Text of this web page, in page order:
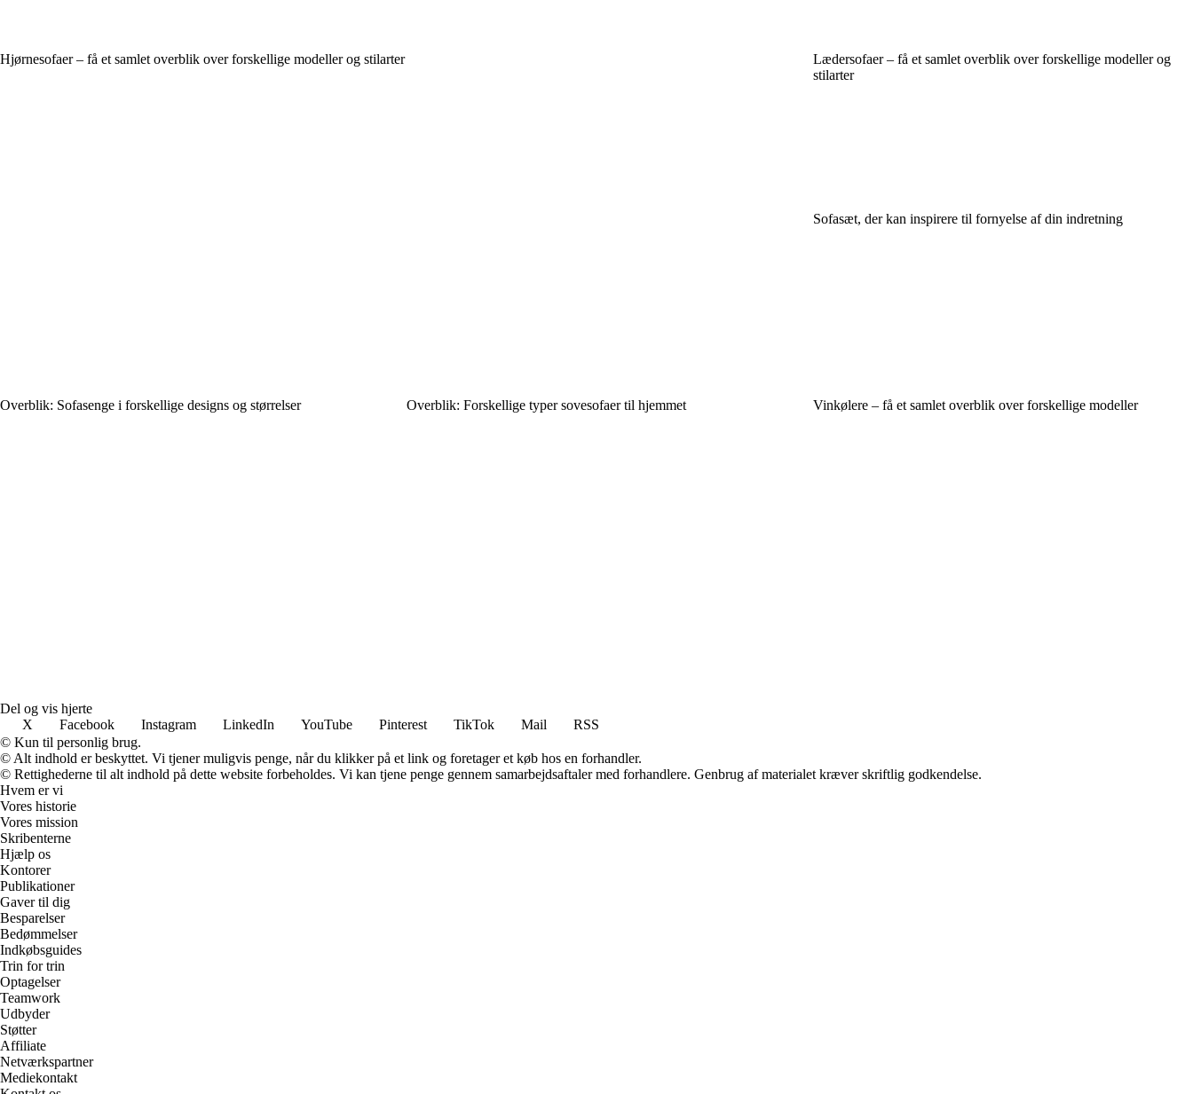
Hjørnesofaer – få et samlet overblik over forskellige modeller og stilarter
Lædersofaer – få et samlet overblik over forskellige modeller og
stilarter
Sofasæt, der kan inspirere til fornyelse af din indretning
Overblik: Sofasenge i forskellige designs og størrelser Overblik: Forskellige typer sovesofaer til hjemmet Vinkølere – få et samlet overblik over forskellige modeller
Del og vis hjerte
X
Facebook Instagram LinkedIn YouTube Pinterest TikTok Mail
RSS
© Kun til personlig brug.
© Alt indhold er beskyttet. Vi tjener muligvis penge, når du klikker på et link og foretager et køb hos en forhandler.
© Rettighederne til alt indhold på dette website forbeholdes. Vi kan tjene penge gennem samarbejdsaftaler med forhandlere. Genbrug af materialet kræver skriftlig godkendelse.
Hvem er vi
Vores historie
Vores mission
Skribenterne
Hjælp os
Kontorer
Publikationer
Gaver til dig
Besparelser
Bedømmelser
Indkøbsguides
Trin for trin
Optagelser
Teamwork
Udbyder
Støtter
Affiliate
Netværkspartner
Mediekontakt